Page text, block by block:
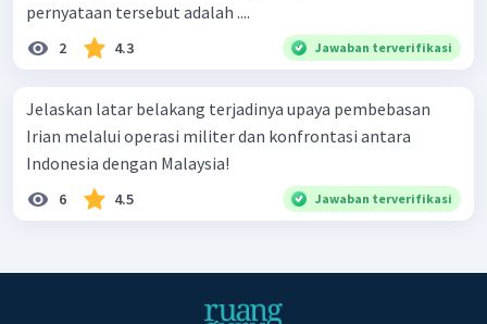
pernyataan tersebut adalah ....
2 4.3 Jawaban terverifikasi
Jelaskan latar belakang terjadinya upaya pembebasan
Irian melalui operasi militer dan konfrontasi antara
Indonesia dengan Malaysia!
6 4.5 Jawaban terverifikasi